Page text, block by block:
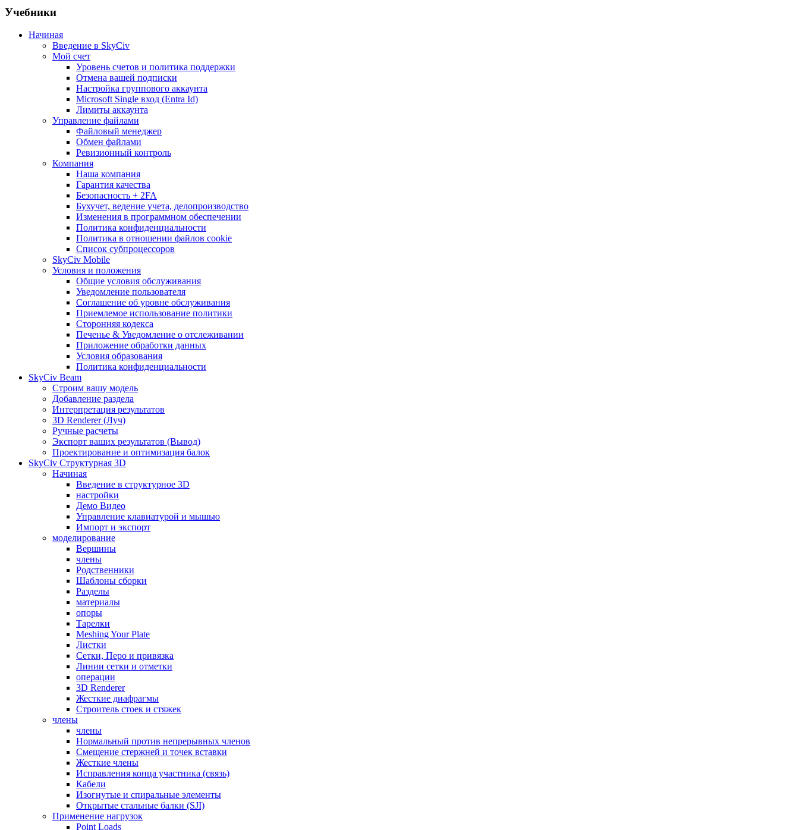
Учебники
Начиная
Введение в SkyCiv
Мой счет
Уровень счетов и политика поддержки
Отмена вашей подписки
Настройка группового аккаунта
Microsoft Single вход (Entra Id)
Лимиты аккаунта
Управление файлами
Файловый менеджер
Обмен файлами
Ревизионный контроль
Компания
Наша компания
Гарантия качества
Безопасность + 2FA
Бухучет, ведение учета, делопроизводство
Изменения в программном обеспечении
Политика конфиденциальности
Политика в отношении файлов cookie
Список субпроцессоров
SkyCiv Mobile
Условия и положения
Общие условия обслуживания
Уведомление пользователя
Соглашение об уровне обслуживания
Приемлемое использование политики
Сторонняя кодекса
Печенье & Уведомление о отслеживании
Приложение обработки данных
Условия образования
Политика конфиденциальности
SkyCiv Beam
Строим вашу модель
Добавление раздела
Интерпретация результатов
3D Renderer (Луч)
Ручные расчеты
Экспорт ваших результатов (Вывод)
Проектирование и оптимизация балок
SkyCiv Структурная 3D
Начиная
Введение в структурное 3D
настройки
Демо Видео
Управление клавиатурой и мышью
Импорт и экспорт
моделирование
Вершины
члены
Родственники
Шаблоны сборки
Разделы
материалы
опоры
Тарелки
Meshing Your Plate
Листки
Сетки, Перо и привязка
Линии сетки и отметки
операции
3D Renderer
Жесткие диафрагмы
Строитель стоек и стяжек
члены
члены
Нормальный против непрерывных членов
Смещение стержней и точек вставки
Жесткие члены
Исправления конца участника (связь)
Кабели
Изогнутые и спиральные элементы
Открытые стальные балки (SJI)
Применение нагрузок
Point Loads